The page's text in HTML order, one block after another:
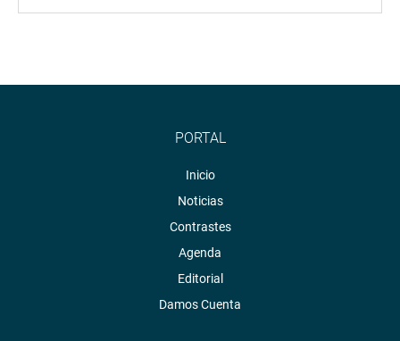
PORTAL
Inicio
Noticias
Contrastes
Agenda
Editorial
Damos Cuenta